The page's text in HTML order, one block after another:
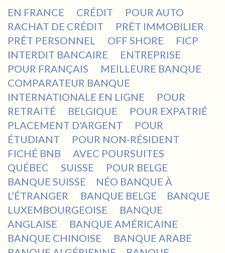
EN FRANCE CRÉDIT
POUR AUTO
RACHAT DE CRÉDIT
PRÊT IMMOBILIER
PRÊT PERSONNEL
OFF SHORE
FICP
INTERDIT BANCAIRE
ENTREPRISE
POUR FRANÇAIS
MEILLEURE BANQUE
COMPARATEUR BANQUE
INTERNATIONALE EN LIGNE
POUR
RETRAITÉ
BELGIQUE
POUR EXPATRIÉ
PLACEMENT D'ARGENT
POUR
ÉTUDIANT
POUR NON-RÉSIDENT
FICHÉ BNB
AVEC POURSUITES
QUÉBEC
SUISSE
POUR BELGE
BANQUE SUISSE
NÉO BANQUE À
L’ÉTRANGER
BANQUE BELGE
BANQUE
LUXEMBOURGEOISE
BANQUE
ANGLAISE
BANQUE AMÉRICAINE
BANQUE CHINOISE
BANQUE ARABE